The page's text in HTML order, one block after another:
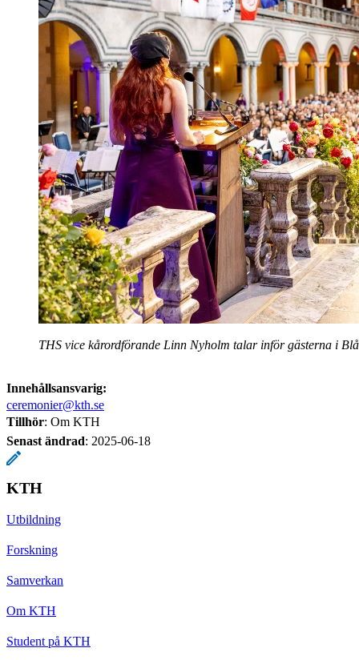
THS vice kårordförande Linn Nyholm talar inför gästerna i
Innehållsansvarig:
ceremonier@kth.se
Tillhör: Om KTH
Senast ändrad: 2025-06-18
KTH
Utbildning
Forskning
Samverkan
Om KTH
Student på KTH